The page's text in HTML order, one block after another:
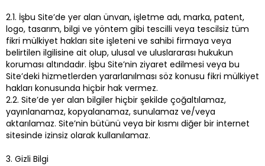
2.1. İşbu Site’de yer alan ünvan, işletme adı, marka, patent,
logo, tasarım, bilgi ve yöntem gibi tescilli veya tescilsiz tüm
fikri mülkiyet hakları site işleteni ve sahibi firmaya veya
belirtilen ilgilisine ait olup, ulusal ve uluslararası hukukun
koruması altındadır. İşbu Site’nin ziyaret edilmesi veya bu
Site’deki hizmetlerden yararlanılması söz konusu fikri mülkiyet
hakları konusunda hiçbir hak vermez.
2.2. Site’de yer alan bilgiler hiçbir şekilde çoğaltılamaz,
yayınlanamaz, kopyalanamaz, sunulamaz ve/veya
aktarılamaz. Site’nin bütünü veya bir kısmı diğer bir internet
sitesinde izinsiz olarak kullanılamaz.
3. Gizli Bilgi